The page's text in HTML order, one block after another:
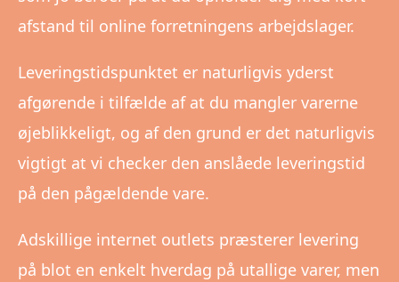
afstand til online forretningens arbejdslager.
Leveringstidspunktet er naturligvis yderst
afgørende i tilfælde af at du mangler varerne
øjeblikkeligt, og af den grund er det naturligvis
vigtigt at vi checker den anslåede leveringstid
på den pågældende vare.
Adskillige internet outlets præsterer levering
på blot en enkelt hverdag på utallige varer, men